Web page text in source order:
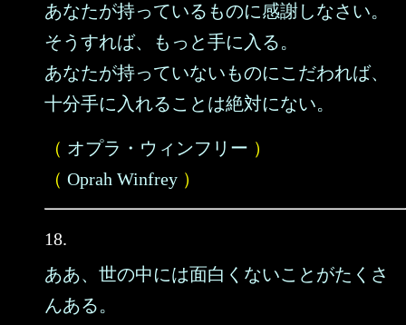
あなたが持っているものに感謝しなさい。
そうすれば、もっと手に入る。
あなたが持っていないものにこだわれば、
十分手に入れることは絶対にない。
（ オプラ・ウィンフリー ）
（ Oprah Winfrey ）
18.
ああ、世の中には面白くないことがたくさ
んある。